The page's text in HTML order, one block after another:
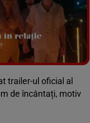
foto
trailer-ul oficial al
de încântați, motiv